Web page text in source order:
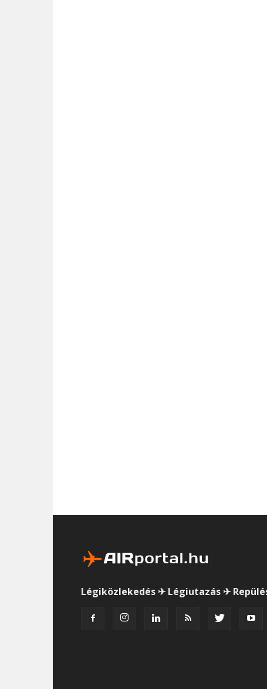
Légiközlekedés ✈ Légiutazás ✈